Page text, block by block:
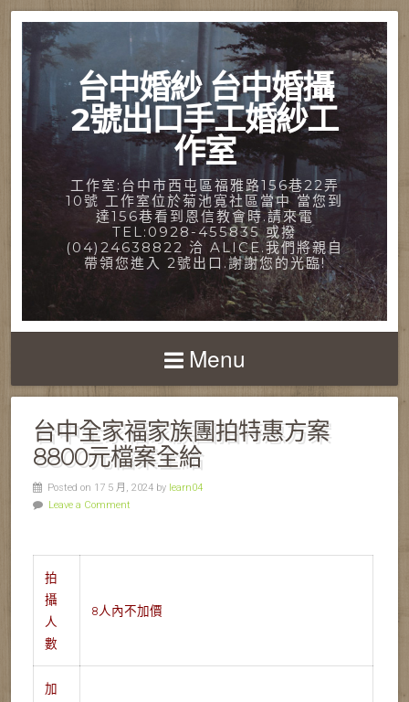
台中婚紗 台中婚攝
2號出口手工婚紗工
作室
工作室:台中市西屯區福雅路156巷22弄
10號 工作室位於菊池寬社區當中 當您到
達156巷看到恩信教會時.請來電
TEL:0928-455835 或撥
(04)24638822 洽 ALICE.我們將親自
帶領您進入 2號出口.謝謝您的光臨!
Menu
台中全家福家族團拍特惠方案
8800元檔案全給
Posted on 17 5 月, 2024 by learn04
Leave a Comment
拍
攝
人
數
8人內不加價
加